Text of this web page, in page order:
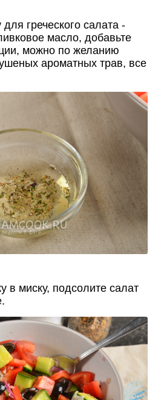
греческого салата -
масло, добавьте
можно по желанию
ароматных трав, все
в миску, подсолите салат